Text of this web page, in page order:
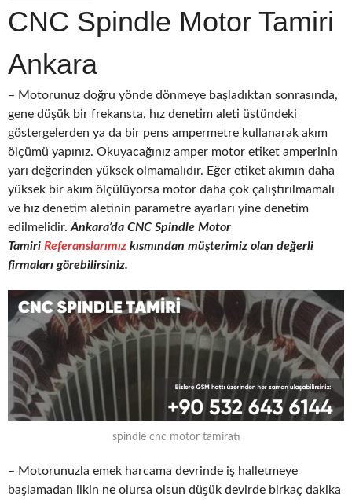
CNC Spindle Motor Tamiri
Ankara
– Motorunuz doğru yönde dönmeye başladıktan sonrasında,
gene düşük bir frekansta, hız denetim aleti üstündeki
göstergelerden ya da bir pens ampermetre kullanarak akım
ölçümü yapınız. Okuyacağınız amper motor etiket amperinin
yarı değerinden yüksek olmamalıdır. Eğer etiket akımın daha
yüksek bir akım ölçülüyorsa motor daha çok çalıştırılmamalı
ve hız denetim aletinin parametre ayarları yine denetim
edilmelidir. Ankara’da CNC Spindle Motor
Tamiri Referanslarımız kısmından müşterimiz olan değerli
firmaları görebilirsiniz.
spindle cnc motor tamiratı
– Motorunuzla emek harcama devrinde iş halletmeye
başlamadan ilkin ne olursa olsun düşük devirde birkaç dakika